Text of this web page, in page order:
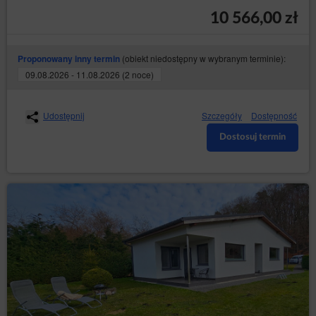
operatora hostingowego Sklepu internetowego
(konieczne do poprawnego działania serwisu).
szczególności pliki tekstowe, które są przechowywane
w urządzeniu końcowym Gościa/Użytkownika Serwisu
i przeznaczone są do korzystania ze strony Serwisu.
ich na urządzeniu końcowym oraz unikalny numer.
Serwis korzysta z plików cookies wyłącznie po
wyrażeniu przez Gościa/Użytkownika Serwisu
następuje poprzez kliknięcie przycisku: „Zgadzam się,
chcę przejść do strony” podczas wyświetlania się
komunikatu o korzystaniu z plików cookies przez
Serwis albo poprzez zamknięcie tego komunikatu.
Zgoda, o której mowa w poprzednim punkcie, może
obejmować wyłącznie wybrane pliki cookies. W takim
przypadku Gość/Użytkownik Serwisu powinien
skorzystać z opcji: „Ustawienia plików cookies”,
dostępnej w komunikacie o korzystaniu z plików
cookies przez Sklep internetowy. Jednocześnie
Administrator danych zastrzega, że wyłączenie
10 566,00 zł
Proponowany inny termin (obiekt niedostępny w wybranym terminie):
09.08.2026 - 11.08.2026 (2 noce)
Udostępnij Szczegóły Dostępność
Dostosuj termin